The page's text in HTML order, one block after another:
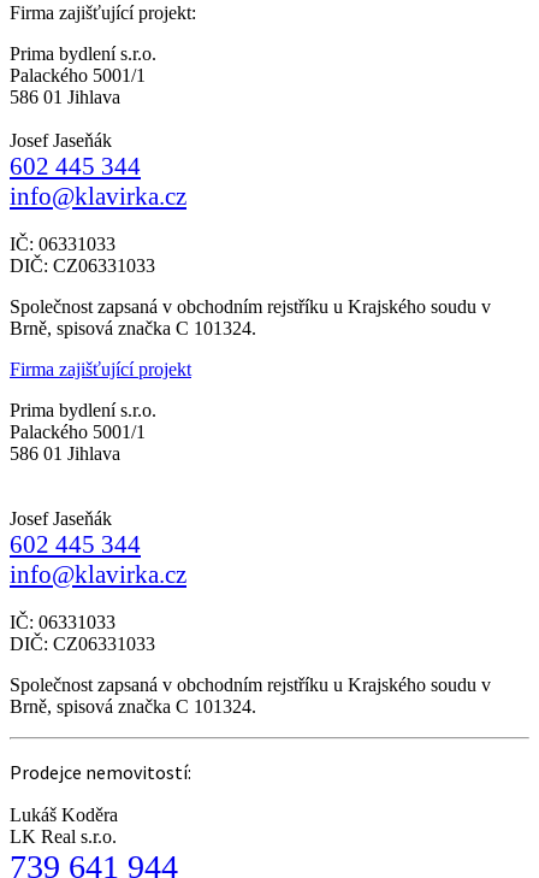
Firma zajišťující projekt:
Prima bydlení s.r.o.
Palackého 5001/1
586 01 Jihlava
Josef Jaseňák
602 445 344
info@klavirka.cz
IČ: 06331033
DIČ: CZ06331033
Společnost zapsaná v obchodním rejstříku u Krajského soudu v
Brně, spisová značka C 101324.
Firma zajišťující projekt
Prima bydlení s.r.o.
Palackého 5001/1
586 01 Jihlava
Josef Jaseňák
602 445 344
info@klavirka.cz
IČ: 06331033
DIČ: CZ06331033
Společnost zapsaná v obchodním rejstříku u Krajského soudu v
Brně, spisová značka C 101324.
Prodejce nemovitostí:
Lukáš Koděra
LK Real s.r.o.
739 641 944